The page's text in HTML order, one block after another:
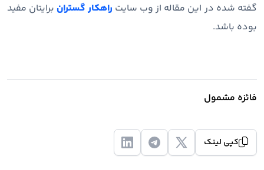
گفته شده در این مقاله از وب سایت راهکار گستران برایتان مفید
بوده باشد.
فائزه مشمول
کپی لینک